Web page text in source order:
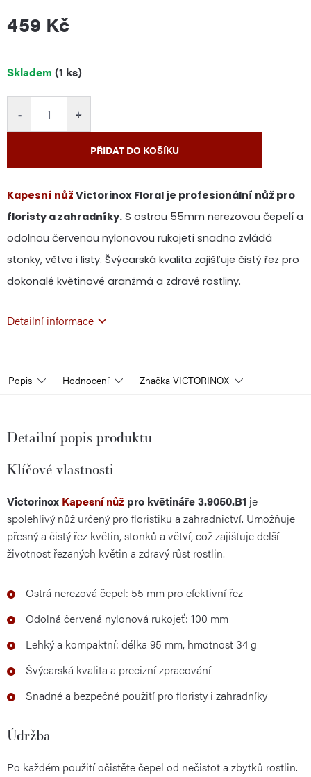
459 Kč
Měrná
Skladem (1 ks)
+
−
PŘIDAT DO KOŠÍKU
Kapesní nůž Victorinox Floral je profesionální nůž pro
floristy a zahradníky. S ostrou 55mm nerezovou čepelí a
odolnou červenou nylonovou rukojetí snadno zvládá
stonky, větve i listy. Švýcarská kvalita zajišťuje čistý řez pro
dokonalé květinové aranžmá a zdravé rostliny.
Detailní informace
Popis Hodnocení Značka VICTORINOX
Detailní popis produktu
Klíčové vlastnosti
Victorinox Kapesní nůž pro květináře 3.9050.B1 je
spolehlivý nůž určený pro floristiku a zahradnictví. Umožňuje
přesný a čistý řez květin, stonků a větví, což zajišťuje delší
životnost řezaných květin a zdravý růst rostlin.
Ostrá nerezová čepel: 55 mm pro efektivní řez
Odolná červená nylonová rukojeť: 100 mm
Lehký a kompaktní: délka 95 mm, hmotnost 34 g
Švýcarská kvalita a precizní zpracování
Snadné a bezpečné použití pro floristy i zahradníky
Údržba
Po každém použití očistěte čepel od nečistot a zbytků rostlin.